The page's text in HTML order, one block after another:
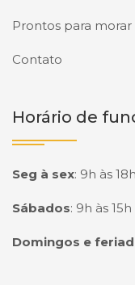
Prontos para morar
Contato
Horário de
Seg à sex: 9h às 18h
Sábados: 9h às 15h
Domingos e